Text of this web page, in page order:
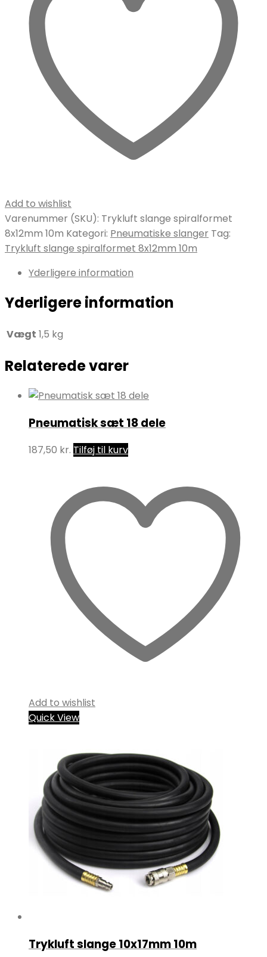
Add to wishlist
Varenummer (SKU): Trykluft slange spiralformet
8x12mm 10m Kategori: Pneumatiske slanger Tag:
Trykluft slange spiralformet 8x12mm 10m
Yderligere information
Yderligere information
Vægt 1,5 kg
Relaterede varer
Pneumatisk sæt 18 dele
187,50 kr. Tilføj til kurv
Add to wishlist
Quick View
Trykluft slange 10x17mm 10m